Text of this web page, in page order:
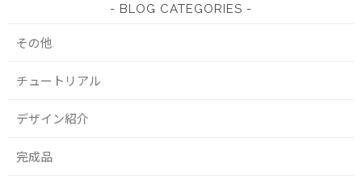
BLOG CATEGORIES
その他
チュートリアル
デザイン紹介
完成品